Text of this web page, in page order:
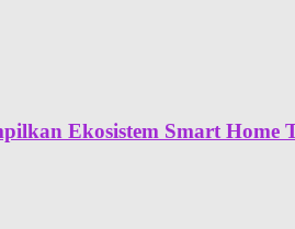
Ekosistem Smart Home